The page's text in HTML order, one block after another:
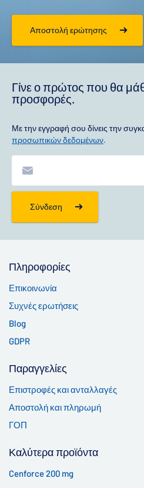
Αποστολή ερώτησης
Γίνε ο πρώτος που θα
προσφορές.
Με την εγγραφή σου δίνεις την
προσωπικών δεδομένων.
Σύνδεση
Πληροφορίες
Επικοινωνία
Συχνές ερωτήσεις
Blog
GDPR
Παραγγελίες
Επιστροφές και ανταλλαγές
Αποστολή και πληρωμή
ΓΟΠ
Καλύτερα προϊόντα
Cenforce 200 mg